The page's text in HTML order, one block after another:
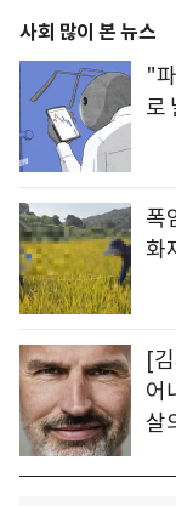
사회 많이 본 뉴스
"
로
폭
화
[
어
살